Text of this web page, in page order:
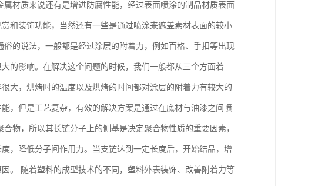
材质来说还有是增进防腐性能，经过表面喷涂的制品材质表面
和装饰功能，当然还有一些是通过喷涂来遮盖素材表面的较小
的说法，一般都是经过涂层的附着力，例如百格、手扣等出现
的影响。在解决这个问题的时候，我们一般都从三个方面着
大，烘烤时的温度以及烘烤的时间都对涂层的附着力有较大的
，但是工艺复杂，有效的解决方案是通过在底材与油漆之间喷
物，所以其长链分子上的侧基是决定聚合物性质的重要因素，
，降低分子间作用力。当支链达到一定长度后，开始结晶，增
。 随着塑料的成型技术的不同，塑料外表装饰、改善附着力等